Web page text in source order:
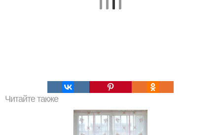
Читайте также